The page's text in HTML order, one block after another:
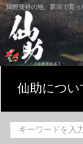
錦鯉発祥の地、新潟で育っ
仙助につい